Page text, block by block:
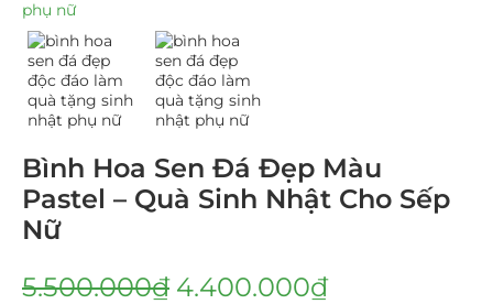
Bình Hoa Sen Đá Đẹp Màu
Pastel – Quà Sinh Nhật Cho Sếp
Nữ
5.500.000₫ 4.400.000₫